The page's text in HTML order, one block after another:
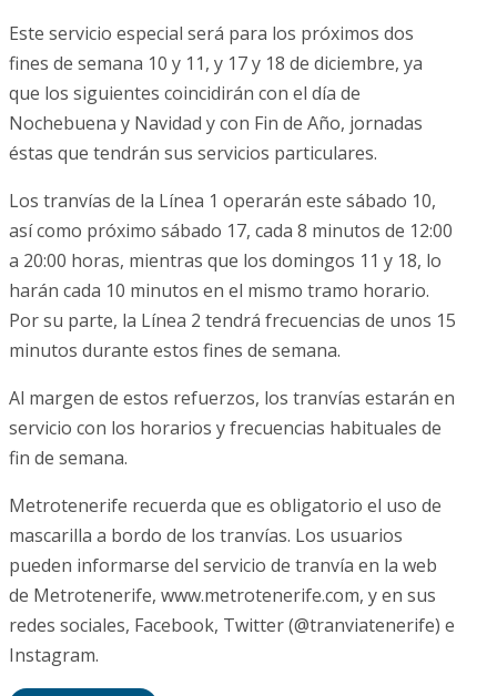
Este servicio especial será para los próximos dos
fines de semana 10 y 11, y 17 y 18 de diciembre, ya
que los siguientes coincidirán con el día de
Nochebuena y Navidad y con Fin de Año, jornadas
éstas que tendrán sus servicios particulares.
Los tranvías de la Línea 1 operarán este sábado 10,
así como próximo sábado 17, cada 8 minutos de 12:00
a 20:00 horas, mientras que los domingos 11 y 18, lo
harán cada 10 minutos en el mismo tramo horario.
Por su parte, la Línea 2 tendrá frecuencias de unos 15
minutos durante estos fines de semana.
Al margen de estos refuerzos, los tranvías estarán en
servicio con los horarios y frecuencias habituales de
fin de semana.
Metrotenerife recuerda que es obligatorio el uso de
mascarilla a bordo de los tranvías. Los usuarios
pueden informarse del servicio de tranvía en la web
de Metrotenerife, www.metrotenerife.com, y en sus
redes sociales, Facebook, Twitter (@tranviatenerife) e
Instagram.